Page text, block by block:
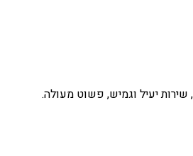
יעיל וגמיש, פשוט מעולה.